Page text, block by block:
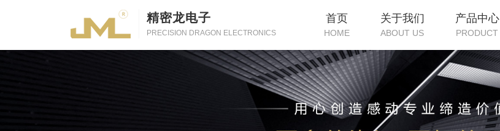
精密龙电子
PRECISION DRAGON ELECTRONICS
首页
HOME
关于我们
ABOUT US
产品中心
PRODUCT